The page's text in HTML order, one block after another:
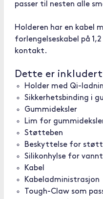
passer til nesten alle
Holderen har en kabel
forlengelseskabel på
kontakt.
Dette er inkludert
Holder med Qi-
Sikkerhetsbinding i
Gummideksler
Lim for
Støtteben
Beskyttelse for
Silikonhylse for
Kabel
Kabeladministrasjon
Tough-Claw som